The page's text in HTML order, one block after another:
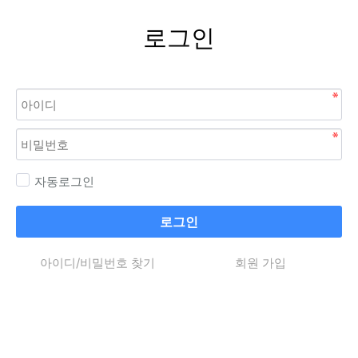
로그인
자동로그인
로그인
아이디/비밀번호 찾기 회원 가입